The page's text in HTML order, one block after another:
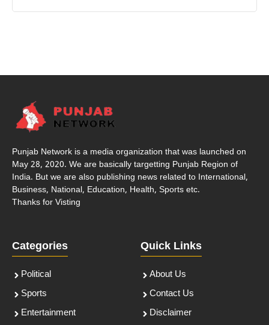
Punjab Network is a media organization that was launched on
May 28, 2020. We are basically targetting Punjab Region of
India. But we are also publishing news related to International,
Business, National, Education, Health, Sports etc.
Thanks for Visting
Categories
Political
Sports
Entertainment
Quick Links
About Us
Contact Us
Disclaimer